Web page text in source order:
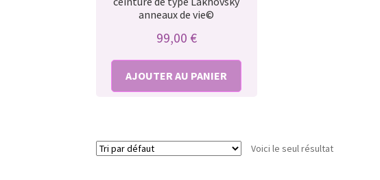
anneaux de vie©
99,00 €
AJOUTER AU PANIER
Voici le seul résultat